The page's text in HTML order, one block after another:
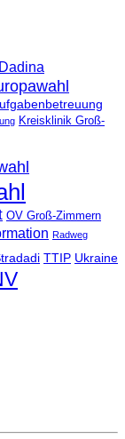
Dadina
Kreisklinik Groß-
OV Groß-Zimmern
Radweg
TTIP Ukraine